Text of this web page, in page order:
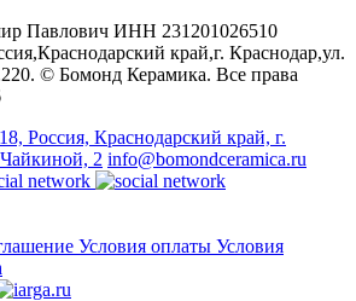
Павлович ИНН 231201026510
край,г. Краснодар,ул.
© Бомонд Керамика. Все права
Россия, Краснодарский край, г.
2 info@bomondceramica.ru
Условия оплаты Условия